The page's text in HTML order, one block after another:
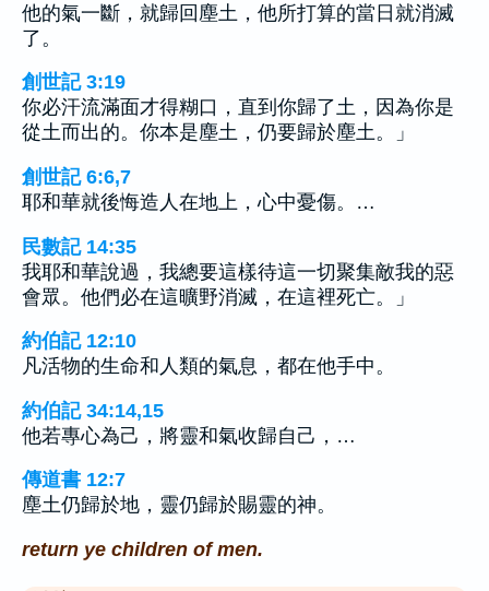
他的氣一斷，就歸回塵土，他所打算的當日就消滅
了。
創世記 3:19
你必汗流滿面才得糊口，直到你歸了土，因為你是
從土而出的。你本是塵土，仍要歸於塵土。」
創世記 6:6,7
耶和華就後悔造人在地上，心中憂傷。…
民數記 14:35
我耶和華說過，我總要這樣待這一切聚集敵我的惡
會眾。他們必在這曠野消滅，在這裡死亡。」
約伯記 12:10
凡活物的生命和人類的氣息，都在他手中。
約伯記 34:14,15
他若專心為己，將靈和氣收歸自己，…
傳道書 12:7
塵土仍歸於地，靈仍歸於賜靈的神。
return ye children of men.